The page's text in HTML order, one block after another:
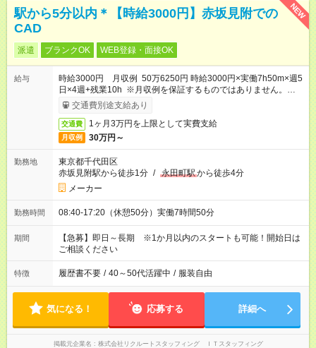
NEW
駅から5分以内＊【時給3000円】赤坂見附での
CAD
派遣 ブランクOK WEB登録・面接OK
給与
時給3000円 月収例 50万6250円 時給3000円×実働7h50m×週5
日×4週+残業10h ※月収例を保証するものではありません。※給
与即受取りサービス利用可（利用条件有）
交通費別途支給あり
交通費 1ヶ月3万円を上限として実費支給
月収例 30万円～
勤務地
東京都千代田区
赤坂見附駅から徒歩1分 / 永田町駅から徒歩4分
メーカー
勤務時間 08:40-17:20（休憩50分）実働7時間50分
期間
【急募】即日～長期 ※1か月以内のスタートも可能！開始日は
ご相談ください
特徴 履歴書不要 / 40～50代活躍中 / 服装自由
気になる！ 応募する 詳細へ
掲載元企業名 株式会社リクルートスタッフィング ＩＴスタッフィング